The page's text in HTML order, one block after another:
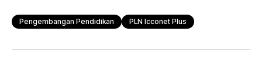
Pengembangan Pendidikan PLN Icconet Plus